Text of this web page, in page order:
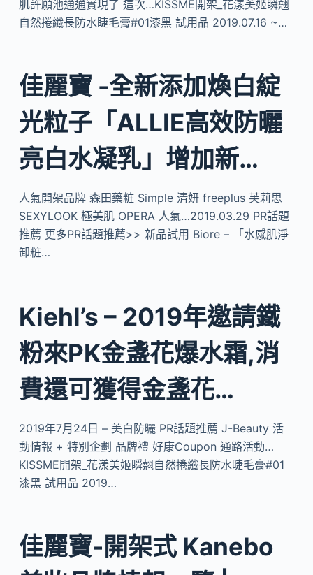
肌許願池通通實現了 這次…KISSME開架_花漾美姬瞬翹
自然捲纖長防水睫毛膏#01漆黑 試用品 2019.07.16 ~…
佳麗寶 -全新添加煥白綻
光粒子「ALLIE高效防曬
亮白水凝乳」增加新…
人氣開架品牌 森田藥粧 Simple 清妍 freeplus 芙莉思
SEXYLOOK 極美肌 OPERA 人氣…2019.03.29 PR話題
推薦 更多PR話題推薦>> 新品試用 Biore – 「水感肌淨
卸粧…
Kiehl’s – 2019年邀請鐵
粉來PK金盞花爆水霜,消
費還可獲得金盞花…
2019年7月24日 – 美白防曬 PR話題推薦 J-Beauty 活
動情報 + 特別企劃 品牌禮 好康Coupon 通路活動…
KISSME開架_花漾美姬瞬翹自然捲纖長防水睫毛膏#01
漆黑 試用品 2019…
佳麗寶-開架式 Kanebo